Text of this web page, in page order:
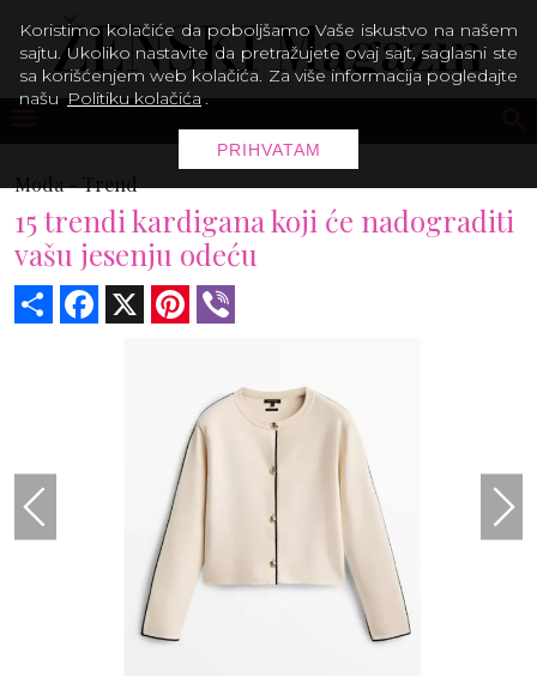
Moda -Trend
15 trendi kardigana koji će nadograditi
vašu jesenju odeću
Share Facebook Pinterest
Koristimo kolačiće da poboljšamo Vaše iskustvo na našem
sajtu. Ukoliko nastavite da pretražujete ovaj sajt, saglasni ste
sa korišćenjem web kolačića. Za više informacija pogledajte
našu Politiku kolačića .
PRIHVATAM